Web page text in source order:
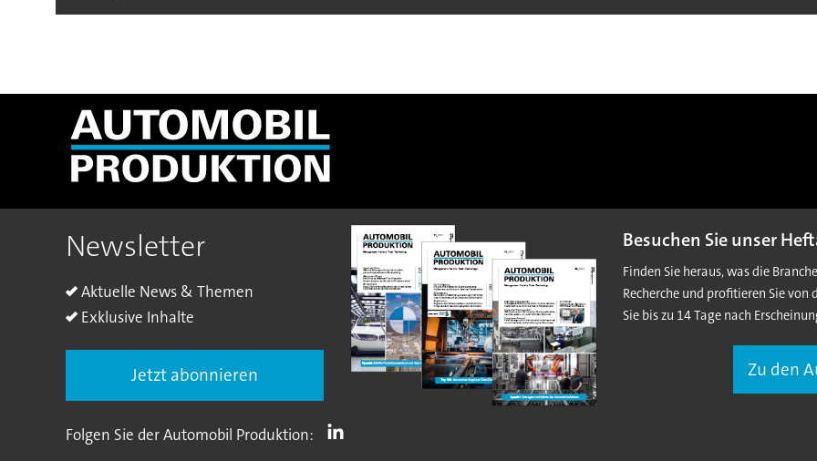
Newsletter
Aktuelle News & Themen
Exklusive Inhalte
Jetzt abonnieren
Besuchen Sie unser
Finden Sie heraus, was die
Recherche und profitieren Sie
Sie bis zu 14 Tage nach
Zu den
Folgen Sie der Automobil Produktion: